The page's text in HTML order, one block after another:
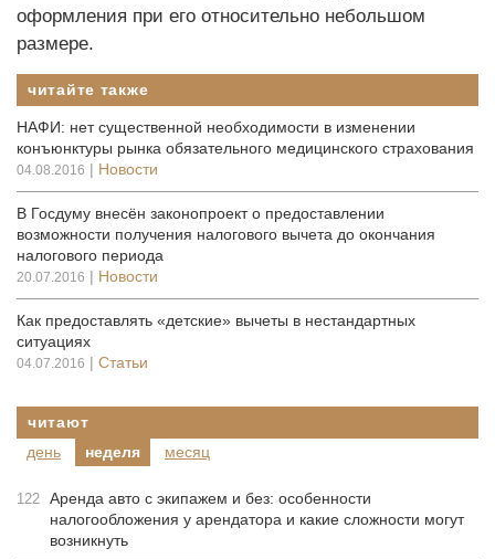
оформления при его относительно небольшом
размере.
читайте также
НАФИ: нет существенной необходимости в изменении
конъюнктуры рынка обязательного медицинского страхования
04.08.2016 | Новости
В Госдуму внесён законопроект о предоставлении
возможности получения налогового вычета до окончания
налогового периода
20.07.2016 | Новости
Как предоставлять «детские» вычеты в нестандартных
ситуациях
04.07.2016 | Статьи
читают
день
неделя месяц
122 Аренда авто с экипажем и без: особенности
налогообложения у арендатора и какие сложности могут
возникнуть